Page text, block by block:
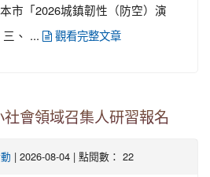
市「2026城鎮韌性（防空）演
、 ...
觀看完整文章
會領域召集人研習報名
| 2026-08-04 | 點閱數： 22